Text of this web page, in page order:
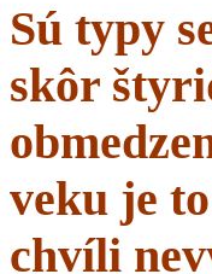
Sú typy
skôr
veku je
chvíli